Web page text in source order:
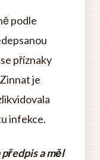
podle
příznaky
je
infekce.
a měl